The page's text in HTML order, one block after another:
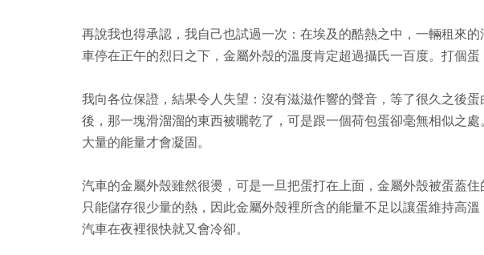
再說我也得承認，我自己也試過一次：在埃及的酷熱之中，一輛租來
車停在正午的烈日之下，金屬外殼的溫度肯定超過攝氏一百度。打個
我向各位保證，結果令人失望：沒有滋滋作響的聲音，等了很久之後
後，那一塊滑溜溜的東西被曬乾了，可是跟一個荷包蛋卻毫無相似之
大量的能量才會凝固。
汽車的金屬外殼雖然很燙，可是一旦把蛋打在上面，金屬外殼被蛋蓋
只能儲存很少量的熱，因此金屬外殼裡所含的能量不足以讓蛋維持高
汽車在夜裡很快就又會冷卻。